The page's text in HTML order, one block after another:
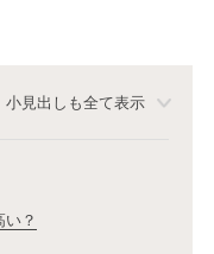
小見出しも全て表示
？